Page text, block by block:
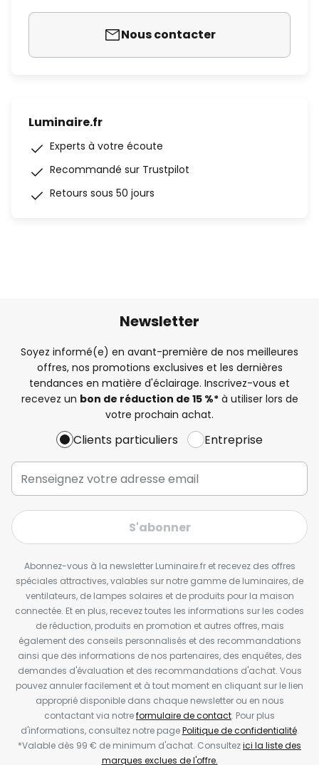
Nous contacter
Luminaire.fr
Experts à votre écoute
Recommandé sur Trustpilot
Retours sous 50 jours
Newsletter
Soyez informé(e) en avant-première de nos meilleures
offres, nos promotions exclusives et les dernières
tendances en matière d'éclairage. Inscrivez-vous et
recevez un bon de réduction de 15 %*à utiliser lors de
votre prochain achat.
Clients particuliers Entreprise
S'abonner
Abonnez-vous à la newsletter Luminaire.fr et recevez des offres
spéciales attractives, valables sur notre gamme de luminaires, de
ventilateurs, de lampes solaires et de produits pour la maison
connectée. Et en plus, recevez toutes les informations sur les codes
de réduction, produits en promotion et autres offres, mais
également des conseils personnalisés et des recommandations
ainsi que des informations de nos partenaires, des enquêtes, des
demandes d'évaluation et des recommandations d'achat. Vous
pouvez annuler facilement et à tout moment en cliquant sur le lien
approprié disponible dans chaque newsletter ou en nous
contactant via notreformulaire de contact. Pour plus
d'informations, consultez notre pagePolitique de confidentialité.
*Valable dès 99 € de minimum d'achat. Consultezici la liste des
marques exclues de l'offre.